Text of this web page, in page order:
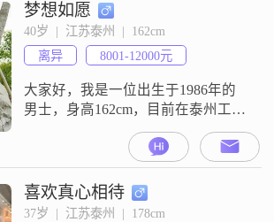
梦想如愿
40岁  |  江苏泰州  |  162cm
离异
8001-12000元
大家好，我是一位出生于1986年的
男士，身高162cm，目前在泰州工作
##3002##我的月收入在8001到12000
元之间，学历为高中及以下
##3002##我性格耐心包容，随和易
相处，非常重视家庭，喜欢活在当
下，享受生活的每一刻##3002##我
喜欢真心相待
37岁  |  江苏泰州  |  178cm